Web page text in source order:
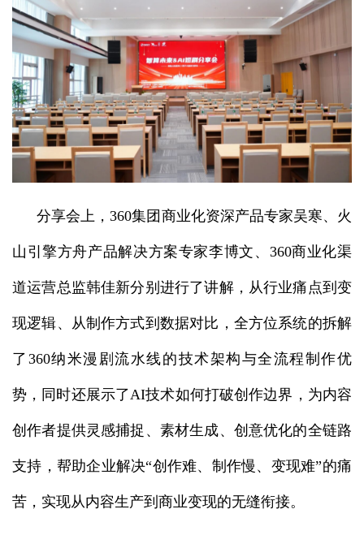
分享会上，360集团商业化资深产品专家吴寒、火
山引擎方舟产品解决方案专家李博文、360商业化渠
道运营总监韩佳新分别进行了讲解，从行业痛点到变
现逻辑、从制作方式到数据对比，全方位系统的拆解
了360纳米漫剧流水线的技术架构与全流程制作优
势，同时还展示了AI技术如何打破创作边界，为内容
创作者提供灵感捕捉、素材生成、创意优化的全链路
支持，帮助企业解决“创作难、制作慢、变现难”的痛
苦，实现从内容生产到商业变现的无缝衔接。